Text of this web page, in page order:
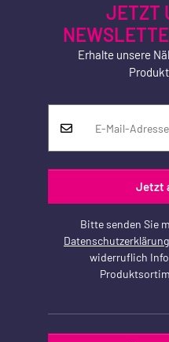
JETZT
Erhalte unsere
Jetzt
Bitte senden Sie
Datenschutzerklärung
widerruflich